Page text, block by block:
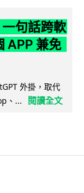
句話跨軟
APP 兼免
外掛，取代
、...
閱讀全文